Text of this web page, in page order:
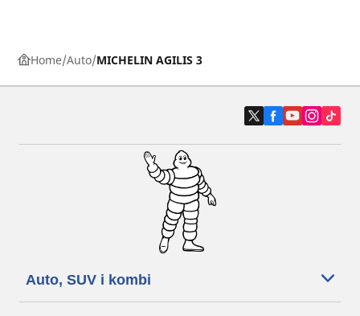
Home Auto MICHELIN AGILIS 3
Auto, SUV i kombi